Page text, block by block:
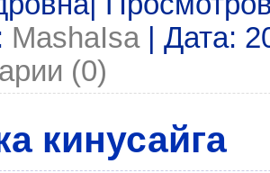
MashaIsa| Дата:
(0)
кинусайга